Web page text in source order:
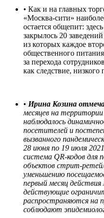
• Как и на главных
«Москва-сити»
остается общепит:
закрылось 20
из которых каждое
общественного
за перехода
как следствие, низкого
• Ирина Козина
месяцев на
наблюдалось
посетителей и
вызванного
28 июня по 19 июля
система QR-кодов для
объектов стрит-
уменьшению
первый месяц
действующие
распространяются на
соблюдают